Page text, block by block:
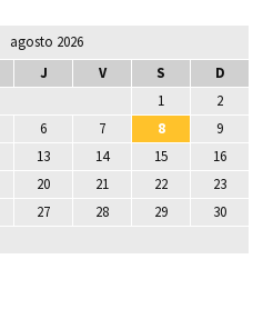
agosto 2026
J V S
D
1
2
6 7 8
9
13 14 15
16
20 21 22
23
27 28 29
30